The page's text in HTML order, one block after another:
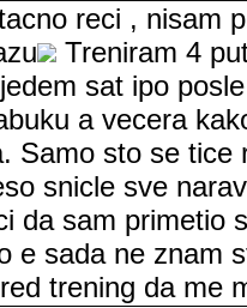
reci , nisam
Treniram 4
sat ipo
a vecera
Samo sto se
snicle sve
da sam primetio
e sada ne znam
trening da me